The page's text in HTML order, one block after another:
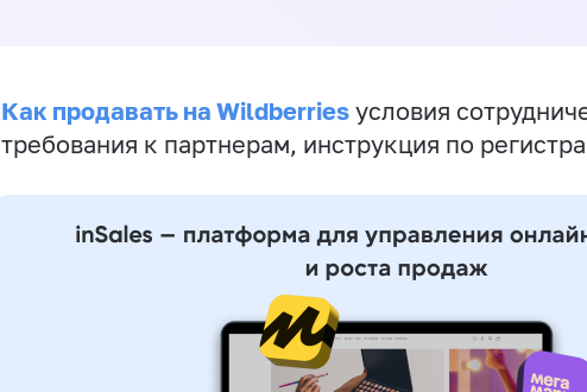
Как продавать на Wildberries условия
требования к партнерам, инструкция по